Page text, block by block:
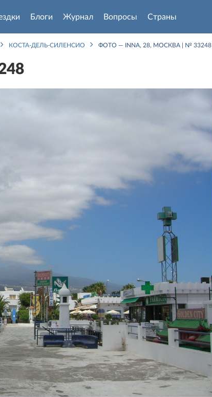
Блоги Журнал Вопросы Страны
КОСТА-ДЕЛЬ-СИЛЕНСИО ФОТО — INNA, 28, МОСКВА | № 33248